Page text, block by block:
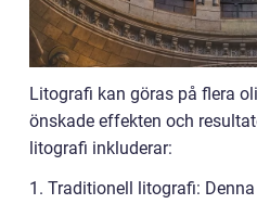
Litografi kan göras på flera
önskade effekten och
litografi inkluderar:
1. Traditionell litografi: